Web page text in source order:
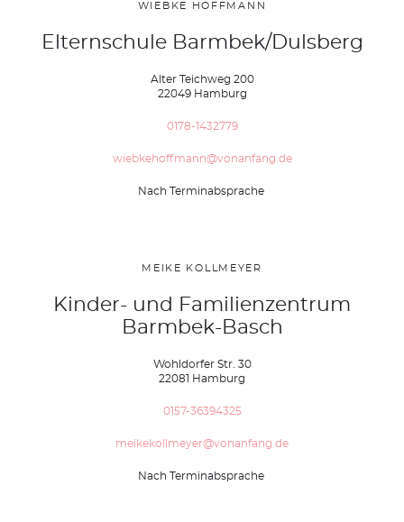
WIEBKE HOFFMANN
Elternschule Barmbek/Dulsberg
Alter Teichweg 200
22049 Hamburg
0178-1432779
wiebkehoffmann@vonanfang.de
Nach Terminabsprache
MEIKE KOLLMEYER
Kinder- und Familienzentrum
Barmbek-Basch
Wohldorfer Str. 30
22081 Hamburg
0157-36394325
meikekollmeyer@vonanfang.de
Nach Terminabsprache